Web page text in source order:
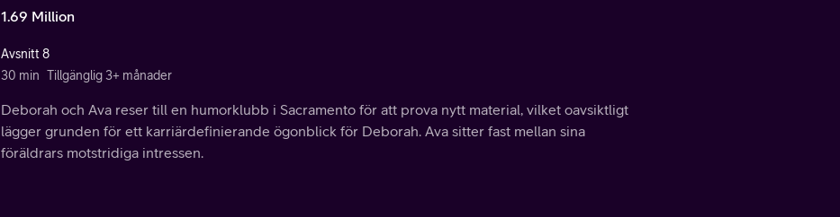
1.69 Million
Avsnitt 8
30 min Tillgänglig 3+ månader
Deborah och Ava reser till en humorklubb i Sacramento för att prova nytt material, vilket oavsiktligt
lägger grunden för ett karriärdefinierande ögonblick för Deborah. Ava sitter fast mellan sina
föräldrars motstridiga intressen.